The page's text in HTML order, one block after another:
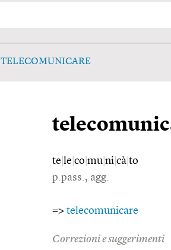
TELECOMUNICARE
te le co mu ni cà to
p.pass., agg.
=> telecomunicare
Correzioni e suggerimenti